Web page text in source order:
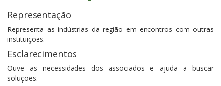
Representação
Representa as indústrias da região em encontros com outras
instituições.
Esclarecimentos
Ouve as necessidades dos associados e ajuda a buscar
soluções.